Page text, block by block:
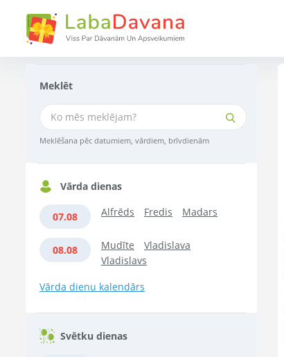
Meklēt
Meklēšana pēc datumiem, vārdiem, brīvdienām
Vārda dienas
07.08 Alfrēds Fredis Madars
08.08 Mudīte
Vladislava
Vladislavs
Vārda dienu kalendārs
Svētku dienas